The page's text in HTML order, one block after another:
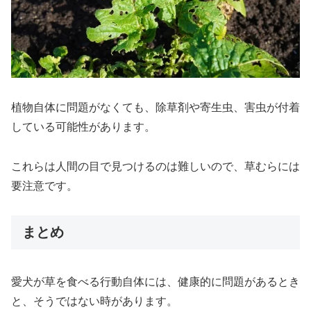
植物自体に問題がなくても、除草剤や寄生虫、害虫が付着
している可能性があります。
これらは人間の目で見つけるのは難しいので、草むらには
要注意です。
まとめ
愛犬が草を食べる行動自体には、健康的に問題があるとき
と、そうではない時があります。